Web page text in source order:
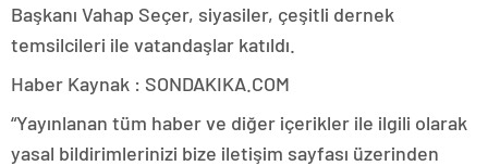
Başkanı Vahap Seçer, siyasiler, çeşitli dernek
temsilcileri ile vatandaşlar katıldı.
Haber Kaynak : SONDAKIKA.COM
“Yayınlanan tüm haber ve diğer içerikler ile ilgili olarak
yasal bildirimlerinizi bize iletişim sayfası üzerinden